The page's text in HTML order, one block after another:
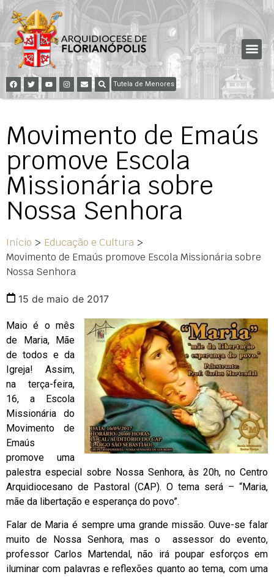
Tutela de Menores
Movimento de Emaús
promove Escola
Missionária sobre
Nossa Senhora
Início > Educação e Cultura >
Movimento de Emaús promove Escola Missionária sobre
Nossa Senhora
15 de maio de 2017
Maio é o mês
de Maria, Mãe
de todos e da
Igreja! Assim,
na terça-feira,
16, a Escola
Missionária do
Movimento de
Emaús
promove uma
palestra especial sobre Nossa Senhora, às 20h, no Centro
Arquidiocesano de Pastoral (CAP). O tema será – “Maria,
mãe da libertação e esperança do povo”.
Falar de Maria é sempre uma grande missão. Ouve-se falar
muito de Nossa Senhora, mas o assessor do evento,
professor Carlos Martendal, não irá poupar esforços em
iluminar com palavras e reflexões quanto ao tema, com uma